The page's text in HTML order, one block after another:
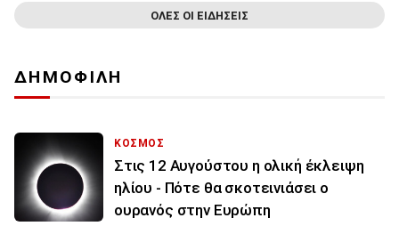
ΟΛΕΣ ΟΙ ΕΙΔΗΣΕΙΣ
ΔΗΜΟΦΙΛΗ
ΚΟΣΜΟΣ
Στις 12 Αυγούστου η ολική έκλειψη
ηλίου - Πότε θα σκοτεινιάσει ο
ουρανός στην Ευρώπη